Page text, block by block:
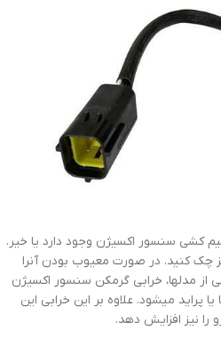
کشی سنسور اکسیژن وجود دارد یا خیر.
چک کنید. در صورت معیوب بودن آنرا
مدلها، خرابی گرمکن سنسور اکسیژن
پراید میشود. علاوه بر این خرابی این
نیز افزایش دهد.